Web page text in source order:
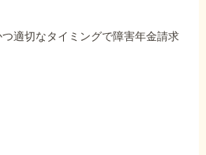
適切なタイミングで障害年金請求